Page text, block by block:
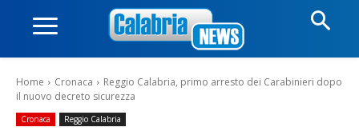
Home Cronaca
Reggio Calabria, primo arresto dei Carabinieri dopo
il nuovo decreto sicurezza
Cronaca Reggio Calabria